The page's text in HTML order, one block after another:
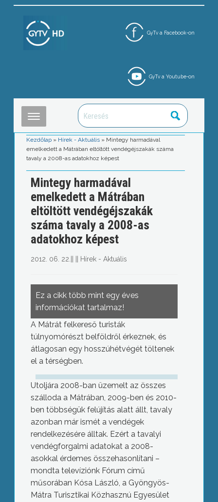
GyTv a Facebook-on
GyTv a Youtube-on
Kezdőlap » Hírek - Aktuális » Mintegy harmadával
emelkedett a Mátrában eltöltött vendégéjszakák száma
tavaly a 2008-as adatokhoz képest
Mintegy harmadával
emelkedett a Mátrában
eltöltött vendégéjszakák
száma tavaly a 2008-as
adatokhoz képest
2012. 06. 22. Hírek - Aktuális
Ez a cikk több mint egy éves
információkat tartalmaz!
A Mátrát felkereső turisták
túlnyomórészt belföldről érkeznek, és
átlagosan egy hosszúhétvégét töltenek
el a térségben.
Utoljára 2008-ban üzemelt az összes
szálloda a Mátrában, 2009-ben és 2010-
ben többségük felújítás alatt állt, tavaly
azonban már ismét a vendégek
rendelkezésére álltak. Ezért a tavalyi
vendégforgalmi adatokat a 2008-
asokkal érdemes összehasonlítani –
mondta televíziónk Fórum című
műsorában Kósa László, a Gyöngyös-
Mátra Turisztikai Közhasznú Egyesület